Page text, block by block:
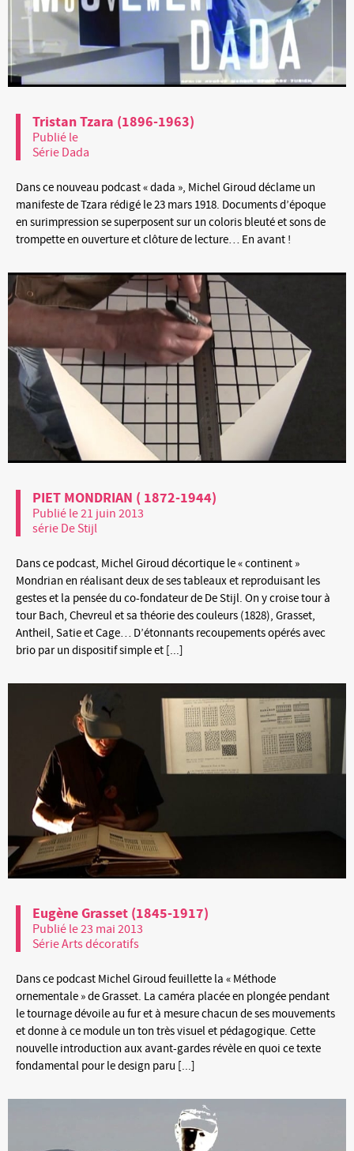
Tristan Tzara (1896-1963)
Publié le
Série Dada
Dans ce nouveau podcast « dada », Michel Giroud déclame un
manifeste de Tzara rédigé le 23 mars 1918. Documents d’époque
en surimpression se superposent sur un coloris bleuté et sons de
trompette en ouverture et clôture de lecture… En avant !
PIET MONDRIAN ( 1872-1944)
Publié le 21 juin 2013
série De Stijl
Dans ce podcast, Michel Giroud décortique le « continent »
Mondrian en réalisant deux de ses tableaux et reproduisant les
gestes et la pensée du co-fondateur de De Stijl. On y croise tour à
tour Bach, Chevreul et sa théorie des couleurs (1828), Grasset,
Antheil, Satie et Cage… D’étonnants recoupements opérés avec
brio par un dispositif simple et [...]
Eugène Grasset (1845-1917)
Publié le 23 mai 2013
Série Arts décoratifs
Dans ce podcast Michel Giroud feuillette la « Méthode
ornementale » de Grasset. La caméra placée en plongée pendant
le tournage dévoile au fur et à mesure chacun de ses mouvements
et donne à ce module un ton très visuel et pédagogique. Cette
nouvelle introduction aux avant-gardes révèle en quoi ce texte
fondamental pour le design paru [...]